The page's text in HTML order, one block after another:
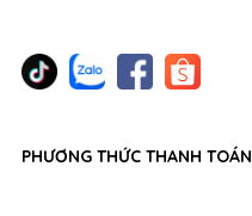
PHƯƠNG THỨC THANH TOÁN